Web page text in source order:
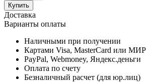
Купить
Доставка
Варианты оплаты
Наличными при получении
Картами Visa, MasterCard или
PayPal, Webmoney, Яндекс.деньги
Оплата по счету
Безналичный расчет (для юр.лиц)